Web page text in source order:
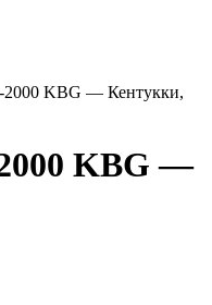
2000 KBG — Кентукки,
KBG —